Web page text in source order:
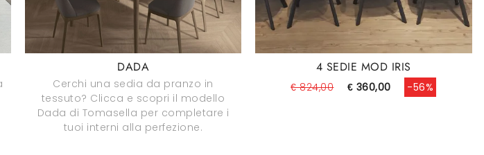
DADA
Cerchi una sedia da pranzo in
tessuto? Clicca e scopri il modello
Dada di Tomasella per completare i
tuoi interni alla perfezione.
4 SEDIE MOD IRIS
€ 824,00 € 360,00 -56%